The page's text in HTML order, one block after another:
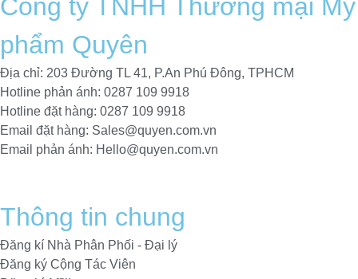
Công ty TNHH Thương mại Mỹ
phẩm Quyên
Địa chỉ: 203 Đường TL 41, P.An Phú Đông, TPHCM
Hotline phản ánh: 0287 109 9918
Hotline đặt hàng: 0287 109 9918​
Email đặt hàng: Sales@quyen.com.vn
Email phản ánh: Hello@quyen.com.vn
Thông tin chung
Đăng kí Nhà Phân Phối - Đại lý
Đăng ký Cộng Tác Viên